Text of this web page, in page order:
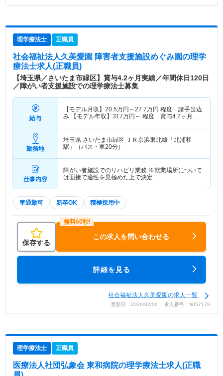
理学療法士 正職員
社会福祉法人久美愛園 障害者支援施設めぐみ園の理学
療法士求人(正職員)
【埼玉県／さいたま市緑区】賞与4.2ヶ月実績／年間休日120日
／障がい者支援施設での理学療法士募集
給与
【モデル月収】 20.5万円～27.7万円 程度 諸手当込
み 【モデル年収】 317万円～ 程度 賞与4.2ヶ月想
勤務地
埼玉県 さいたま市緑区 ＪＲ京浜東北線「北浦和
駅」（バス・車20分）
仕事内容
障がい者施設でのリハビリ業務 ※就業場所について
は面接で適性を見極めた上で決定…
車通勤可 新卒OK 積極採用中
保存する
この求人を問い合わせる
詳細を見る
社会福祉法人久美愛園の求人一覧
更新日：2026/02/06 求人番号：9057179
理学療法士 正職員
医療法人社団弘象会 東和病院の理学療法士求人(正職